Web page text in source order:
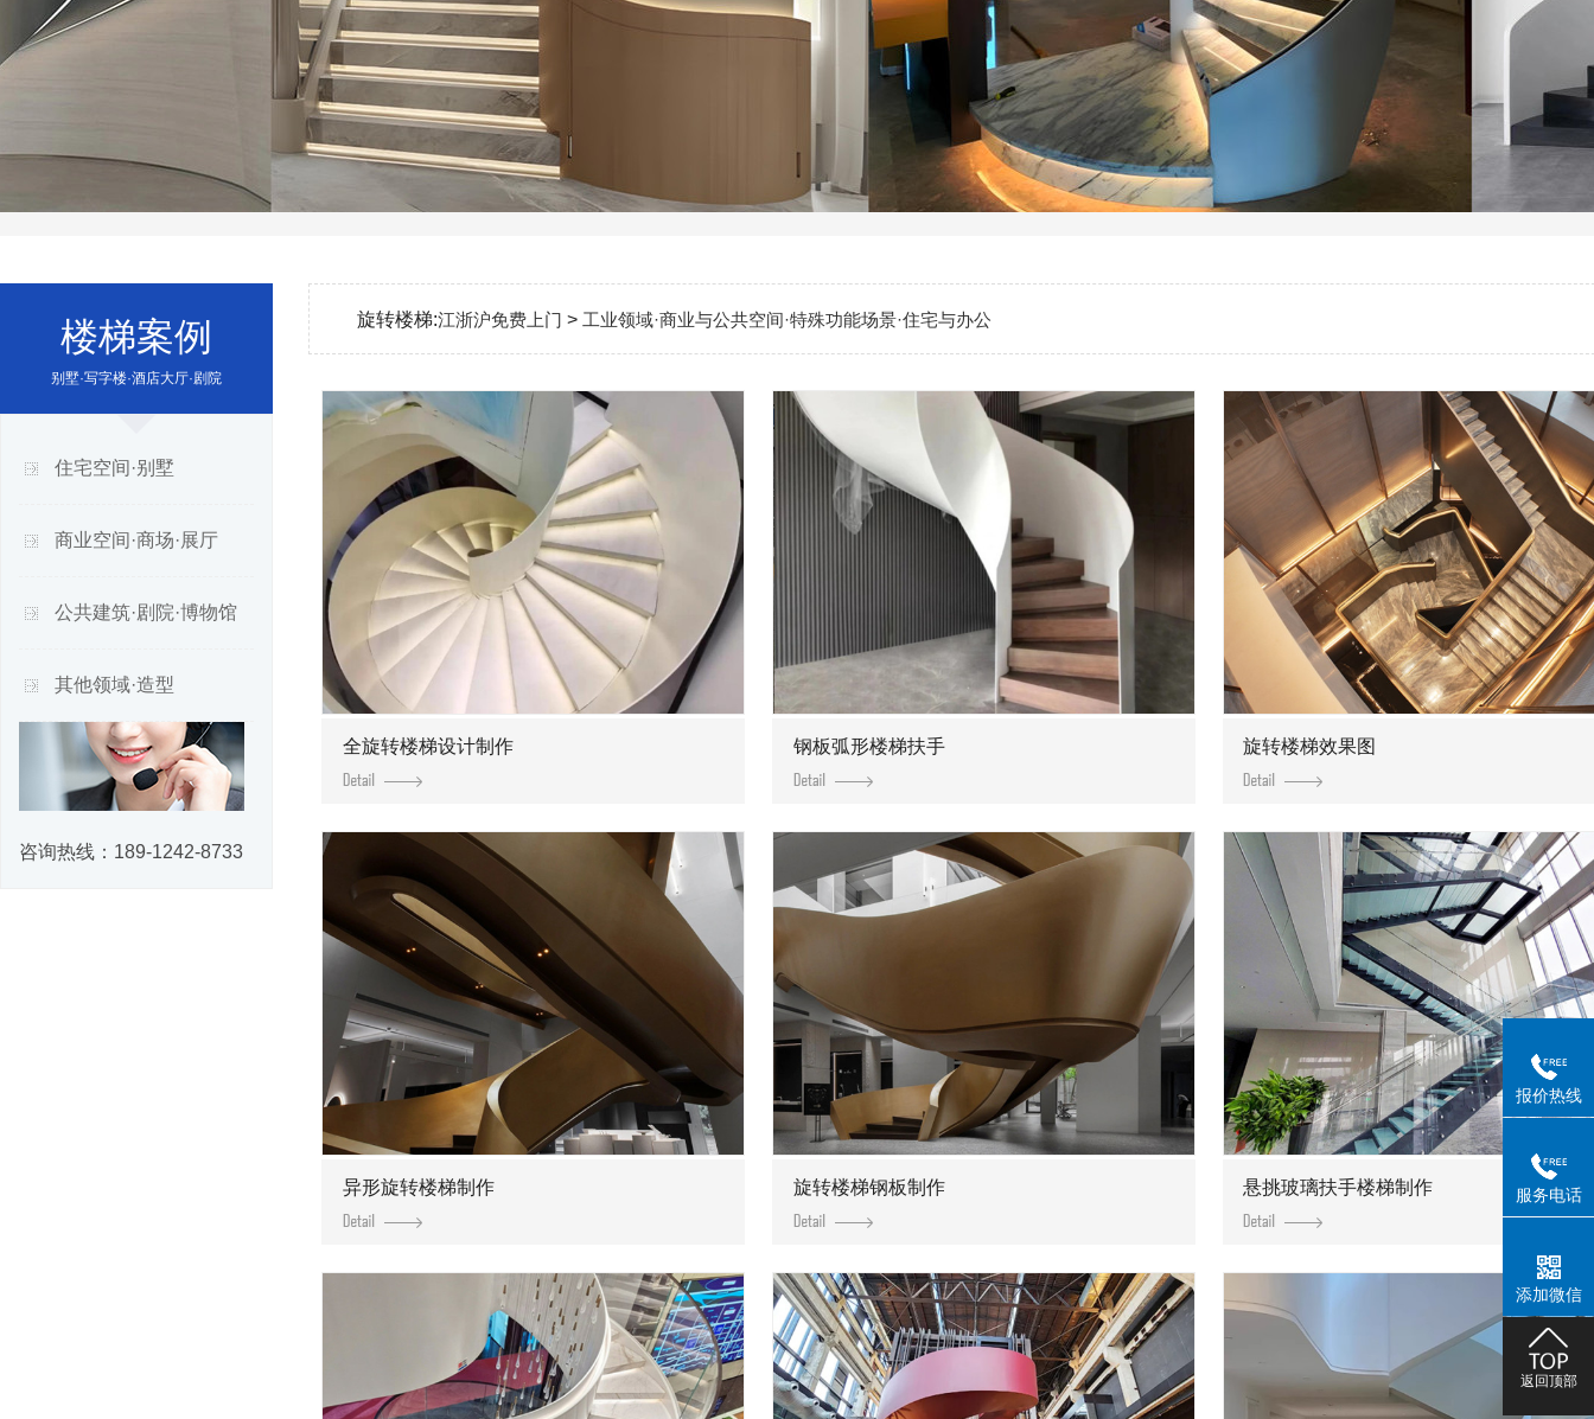
楼梯案例
别墅·写字楼·酒店大厅·剧院
住宅空间·别墅
商业空间·商场·展厅
公共建筑·剧院·博物馆
其他领域·造型
咨询热线： 189-1242-8733
旋转楼梯:江浙沪免费上门 > 工业领域·商业与公共空间·特殊功能场景·住宅与办公
全旋转楼梯设计制作 钢板弧形楼梯扶手 旋转楼梯效果图
异形旋转楼梯制作 旋转楼梯钢板制作 悬挑玻璃扶手楼梯制作
报价热线
服务电话
添加微信
返回顶部